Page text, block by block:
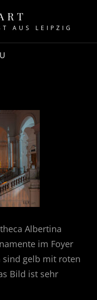
AUS LEIPZIG
Albertina
im Foyer
sind gelb mit roten
Bild ist sehr